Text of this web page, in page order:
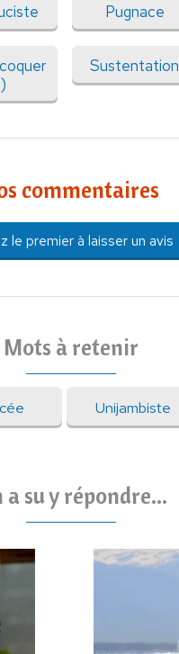
Pugnace
Sustentation
commentaires
le premier à laisser un avis
Mots à retenir
Unijambiste
a su y répondre...